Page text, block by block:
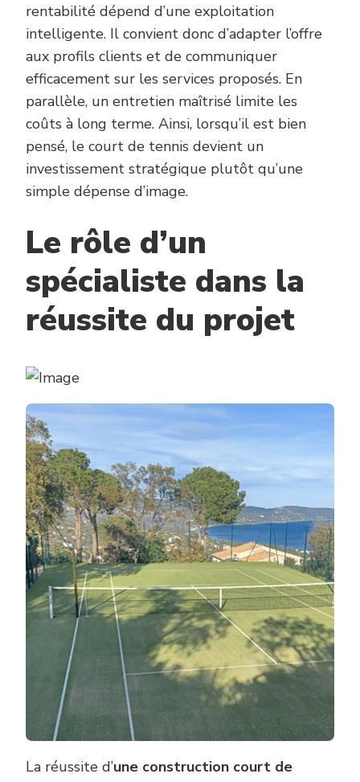
rentabilité dépend d’une exploitation
intelligente. Il convient donc d’adapter l’offre
aux profils clients et de communiquer
efficacement sur les services proposés. En
parallèle, un entretien maîtrisé limite les
coûts à long terme. Ainsi, lorsqu’il est bien
pensé, le court de tennis devient un
investissement stratégique plutôt qu’une
simple dépense d’image.
Le rôle d’un
spécialiste dans la
réussite du projet
La réussite d’une construction court de